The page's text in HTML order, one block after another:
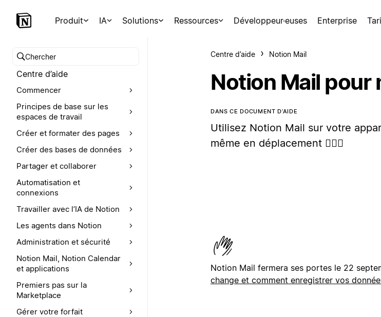
Produit IA Solutions Ressources Développeur·euses Enterprise
Chercher dans le centre d’aide
Centre d’aide
Commencer
Principes de base sur les
espaces de travail
Créer et formater des pages
Créer des bases de données
Partager et collaborer
Automatisation et
connexions
Travailler avec l’IA de Notion
Les agents dans Notion
Administration et sécurité
Notion Mail, Notion Calendar
et applications
Premiers pas sur la
Marketplace
Gérer votre forfait
Centre d’aide Notion Mail
Notion Mail pour
DANS CE DOCUMENT D’AIDE
Utilisez Notion Mail sur votre
même en déplacement 🏃🏼‍♀️
Notion Mail fermera ses portes le 22
change et comment enregistrer vos